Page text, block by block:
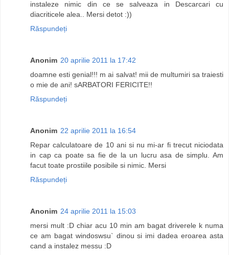
instaleze nimic din ce se salveaza in Descarcari cu
diacriticele alea.. Mersi detot :))
Răspundeți
Anonim 20 aprilie 2011 la 17:42
doamne esti genial!!! m ai salvat! mii de multumiri sa traiesti
o mie de ani! sARBATORI FERICITE!!
Răspundeți
Anonim 22 aprilie 2011 la 16:54
Repar calculatoare de 10 ani si nu mi-ar fi trecut niciodata
in cap ca poate sa fie de la un lucru asa de simplu. Am
facut toate prostiile posibile si nimic. Mersi
Răspundeți
Anonim 24 aprilie 2011 la 15:03
mersi mult :D chiar acu 10 min am bagat driverele k numa
ce am bagat windoswsu` dinou si imi dadea eroarea asta
cand a instalez messu :D